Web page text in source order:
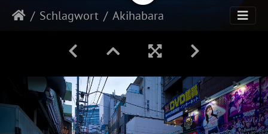
Schlagwort Akihabara